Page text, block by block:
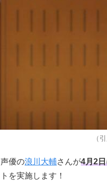
（
声優の浪川大輔さんが4月2
トを実施します！